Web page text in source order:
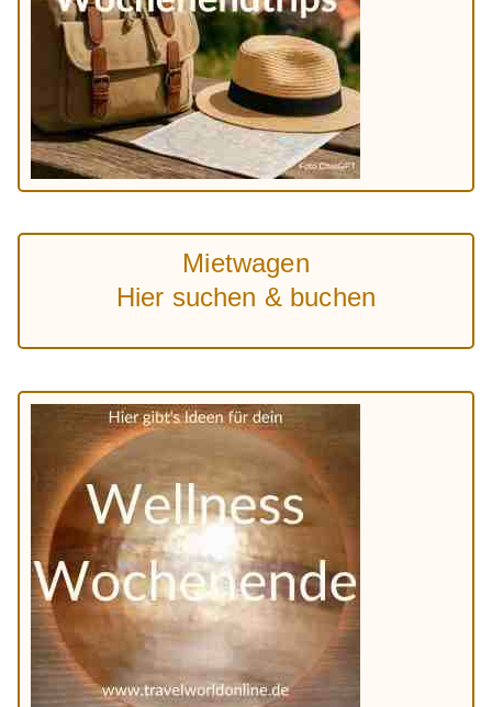
Mietwagen
Hier suchen & buchen